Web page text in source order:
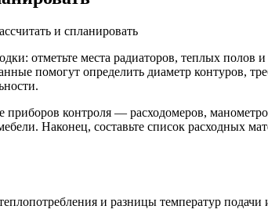
отметьте места радиаторов, теплых
помогут определить диаметр контуров,
приборов контроля — расходомеров,
Наконец, составьте список расходных
и разницы температур